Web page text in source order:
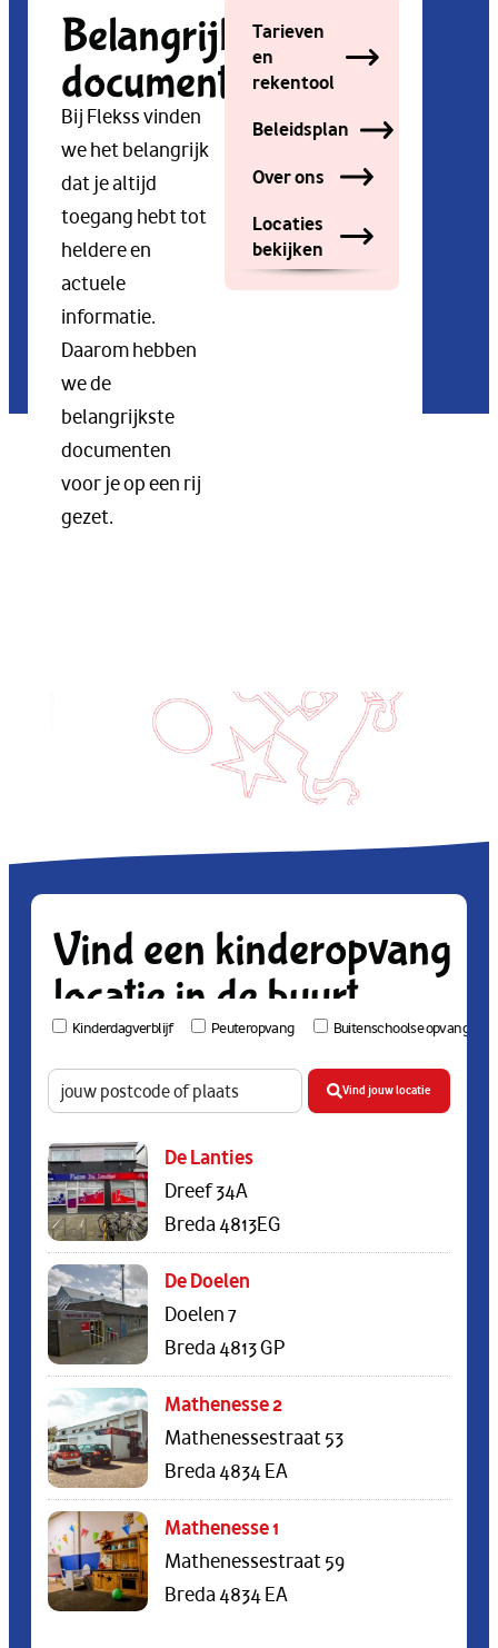
Belangrijke
documenten
Bij Flekss vinden
we het belangrijk
dat je altijd
toegang hebt tot
heldere en
actuele
informatie.
Daarom hebben
we de
belangrijkste
documenten
voor je op een rij
gezet.
Tarieven
en
rekentool
Beleidsplan
Over ons
Locaties
bekijken
Vind een kinderopvang
locatie in de buurt
Kinderdagverblijf Peuteropvang Buitenschoolse opvang
Vind jouw locatie
De Lanties
Dreef 34A
Breda 4813EG
De Doelen
Doelen 7
Breda 4813 GP
Mathenesse 2
Mathenessestraat 53
Breda 4834 EA
Mathenesse 1
Mathenessestraat 59
Breda 4834 EA